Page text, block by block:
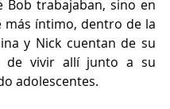
Bob trabajaban, sino en
más íntimo, dentro de la
y Nick cuentan de su
de vivir allí junto a su
adolescentes.